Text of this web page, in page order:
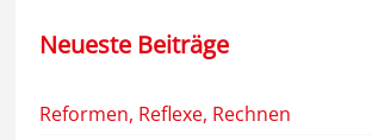
Neueste Beiträge
Reformen, Reflexe, Rechnen